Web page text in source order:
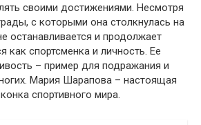
своими достижениями. Несмотря
с которыми она столкнулась на
останавливается и продолжает
как спортсменка и личность. Ее
– пример для подражания и
Мария Шарапова – настоящая
спортивного мира.